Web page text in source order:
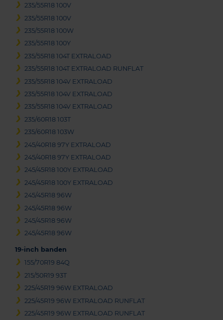
235/55R18 100V
235/55R18 100V
235/55R18 100W
235/55R18 100Y
235/55R18 104T EXTRALOAD
235/55R18 104T EXTRALOAD RUNFLAT
235/55R18 104V EXTRALOAD
235/55R18 104V EXTRALOAD
235/55R18 104V EXTRALOAD
235/60R18 103T
235/60R18 103W
245/40R18 97Y EXTRALOAD
245/40R18 97Y EXTRALOAD
245/45R18 100Y EXTRALOAD
245/45R18 100Y EXTRALOAD
245/45R18 96W
245/45R18 96W
245/45R18 96W
245/45R18 96W
19-inch banden
155/70R19 84Q
215/50R19 93T
225/45R19 96W EXTRALOAD
225/45R19 96W EXTRALOAD RUNFLAT
225/45R19 96W EXTRALOAD RUNFLAT